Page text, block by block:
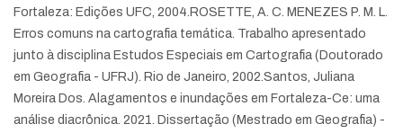
Fortaleza: Edições UFC, 2004. ROSETTE, A. C. MENEZES P. M. L.
Erros comuns na cartografia temática. Trabalho apresentado
junto à disciplina Estudos Especiais em Cartografia (Doutorado
em Geografia - UFRJ). Rio de Janeiro, 2002. Santos, Juliana
Moreira Dos. Alagamentos e inundações em Fortaleza-Ce: uma
análise diacrônica. 2021. Dissertação (Mestrado em Geografia) -